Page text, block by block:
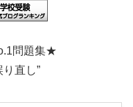
問題集★
り直し”